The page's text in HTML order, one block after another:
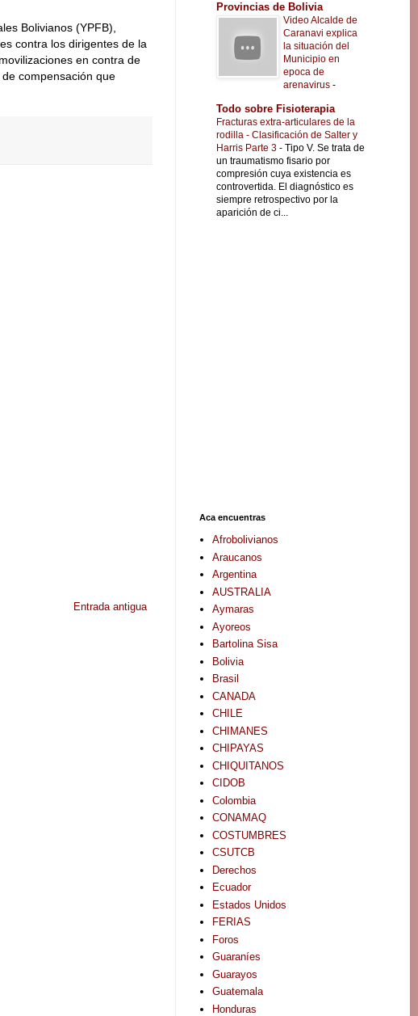
Bolivianos (YPFB),
contra los dirigentes de la
en contra de
compensación que
Entrada antigua
Provincias de Bolivia
Video Alcalde de
Caranavi explica
la situación del
Municipio en
epoca de
arenavirus -
Todo sobre Fisioterapia
Fracturas extra-articulares de la
rodilla - Clasificación de Salter y
Harris Parte 3 - Tipo V. Se trata de
un traumatismo fisario por
compresión cuya existencia es
controvertida. El diagnóstico es
siempre retrospectivo por la
aparición de ci...
Aca encuentras
Afrobolivianos
Araucanos
Argentina
AUSTRALIA
Aymaras
Ayoreos
Bartolina Sisa
Bolivia
Brasil
CANADA
CHILE
CHIMANES
CHIPAYAS
CHIQUITANOS
CIDOB
Colombia
CONAMAQ
COSTUMBRES
CSUTCB
Derechos
Ecuador
Estados Unidos
FERIAS
Foros
Guaraníes
Guarayos
Guatemala
Honduras